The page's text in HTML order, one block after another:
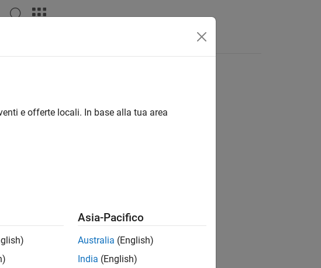
this information?
e offerte locali. In base alla tua area
Asia-Pacifico
Australia (English)
India (English)